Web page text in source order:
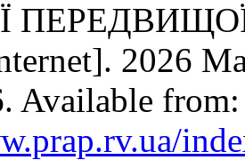
2026
Available from: